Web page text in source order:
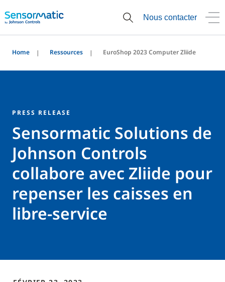
Nous contacter
Home Ressources EuroShop 2023 Computer Zliide
PRESS RELEASE
Sensormatic Solutions de
Johnson Controls
collabore avec Zliide pour
repenser les caisses en
libre-service